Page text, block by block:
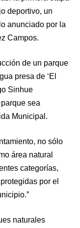
deportivo, un
anunciado por la
Campos.
de un parque
presa de ‘El
Sinhue
sea
Municipal.
no sólo
área natural
categorías,
por el
naturales